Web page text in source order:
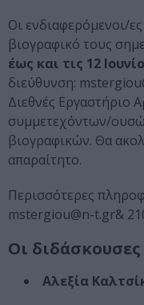
Οι ενδιαφερόμενοι/
βιογραφικό τους
έως και τις 12
διεύθυνση:
Διεθνές Εργαστήριο
συμμετεχόντων/
βιογραφικών. Θα
απαραίτητο.
Περισσότερες
mstergiou@n-t.gr&
Οι διδάσκουσες
Αλεξία